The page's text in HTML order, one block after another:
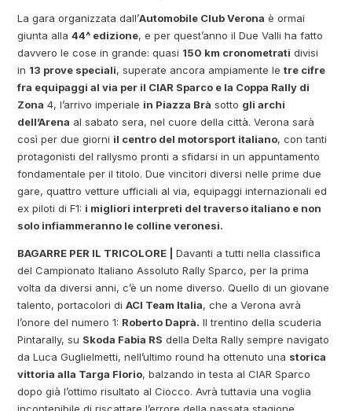
La gara organizzata dall’Automobile Club Verona è ormai
giunta alla44^ edizione, e per quest’anno il Due Valli ha fatto
davvero le cose in grande: quasi 150 km cronometrati divisi
in 13 prove speciali, superate ancora ampiamente letre cifre
fra equipaggi al via per il CIAR Sparco e la Coppa Rally di
Zona 4, l’arrivo imperiale in Piazza Brà sotto gli archi
dell’Arena al sabato sera, nel cuore della città. Verona sarà
così per due giorni il centro del motorsport italiano, con tanti
protagonisti del rallysmo pronti a sfidarsi in un appuntamento
fondamentale per il titolo. Due vincitori diversi nelle prime due
gare, quattro vetture ufficiali al via, equipaggi internazionali ed
ex piloti di F1: i migliori interpreti del traverso italiano e non
solo infiammeranno le colline veronesi.
BAGARRE PER IL TRICOLORE |
Davanti a tutti nella classifica
del Campionato Italiano Assoluto Rally Sparco, per la prima
volta da diversi anni, c’è un nome diverso. Quello di un giovane
talento, portacolori diACI Team Italia, che a Verona avrà
l’onore del numero 1: Roberto Daprà. Il trentino della scuderia
Pintarally, su Skoda Fabia RS della Delta Rally sempre navigato
da Luca Guglielmetti, nell’ultimo round ha ottenuto una storica
vittoria alla Targa Florio, balzando in testa al CIAR Sparco
dopo già l’ottimo risultato al Ciocco. Avrà tuttavia una voglia